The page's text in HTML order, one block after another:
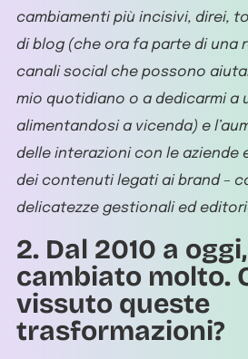
cambiamenti più incisivi, direi,
di blog (che ora fa parte di una
canali social che possono
mio quotidiano o a dedicarmi a
alimentandosi a vicenda) e
delle interazioni con le aziende
dei contenuti legati ai brand –
delicatezze gestionali ed
2. Dal 2010 a
cambiato molto.
vissuto queste
trasformazioni?